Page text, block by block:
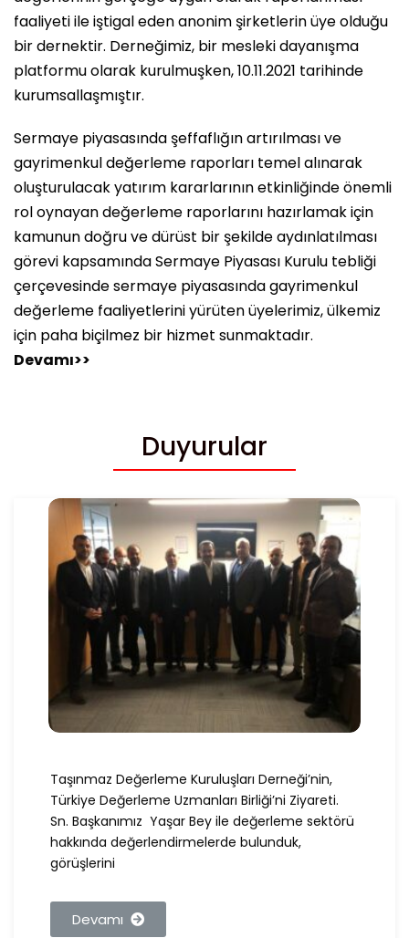
faaliyeti ile iştigal eden anonim şirketlerin üye olduğu
bir dernektir. Derneğimiz, bir mesleki dayanışma
platformu olarak kurulmuşken, 10.11.2021 tarihinde
kurumsallaşmıştır.
Sermaye piyasasında şeffaflığın artırılması ve
gayrimenkul değerleme raporları temel alınarak
oluşturulacak yatırım kararlarının etkinliğinde önemli
rol oynayan değerleme raporlarını hazırlamak için
kamunun doğru ve dürüst bir şekilde aydınlatılması
görevi kapsamında Sermaye Piyasası Kurulu tebliği
çerçevesinde sermaye piyasasında gayrimenkul
değerleme faaliyetlerini yürüten üyelerimiz, ülkemiz
için paha biçilmez bir hizmet sunmaktadır.
Devamı>>
Duyurular
Taşınmaz Değerleme Kuruluşları Derneği’nin,
Türkiye Değerleme Uzmanları Birliği’ni Ziyareti.
Sn. Başkanımız Yaşar Bey ile değerleme sektörü
hakkında değerlendirmelerde bulunduk,
görüşlerini
Devamı